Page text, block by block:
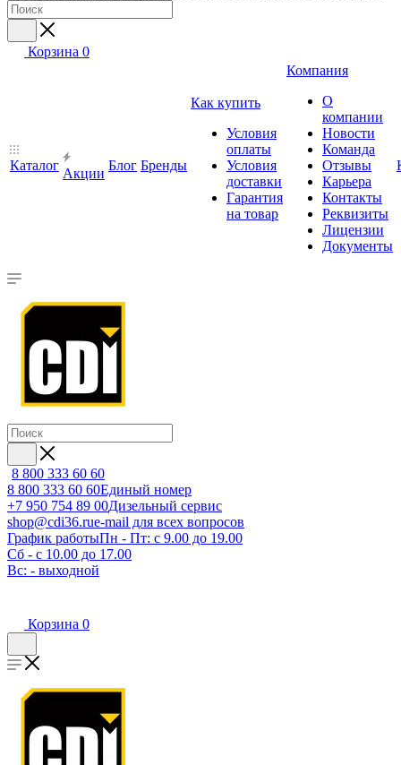
Корзина 0
Каталог
Акции
Блог Бренды
Как купить
Условия
оплаты
Условия
доставки
Гарантия
на товар
Компания
О
компании
Новости
Команда
Отзывы
Карьера
Контакты
Реквизиты
Лицензии
Документы
8 800 333 60 60
8 800 333 60 60Единый номер
+7 950 754 89 00Дизельный сервис
shop@cdi36.rue-mail для всех вопросов
График работыПн - Пт: с 9.00 до 19.00
Сб - с 10.00 до 17.00
Вс: - выходной
Корзина 0